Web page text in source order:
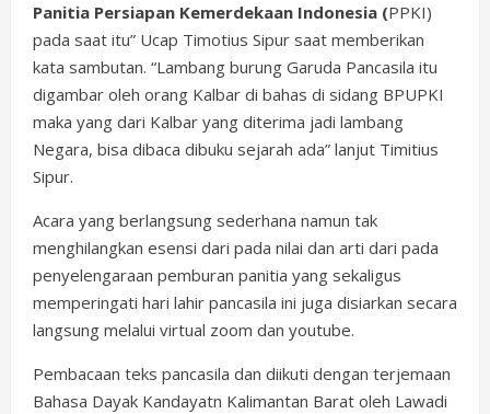
Panitia Persiapan Kemerdekaan Indonesia (PPKI)
pada saat itu” Ucap Timotius Sipur saat memberikan
kata sambutan. “Lambang burung Garuda Pancasila itu
digambar oleh orang Kalbar di bahas di sidang BPUPKI
maka yang dari Kalbar yang diterima jadi lambang
Negara, bisa dibaca dibuku sejarah ada” lanjut Timitius
Sipur.
Acara yang berlangsung sederhana namun tak
menghilangkan esensi dari pada nilai dan arti dari pada
penyelengaraan pemburan panitia yang sekaligus
memperingati hari lahir pancasila ini juga disiarkan secara
langsung melalui virtual zoom dan youtube.
Pembacaan teks pancasila dan diikuti dengan terjemaan
Bahasa Dayak Kandayatn Kalimantan Barat oleh Lawadi